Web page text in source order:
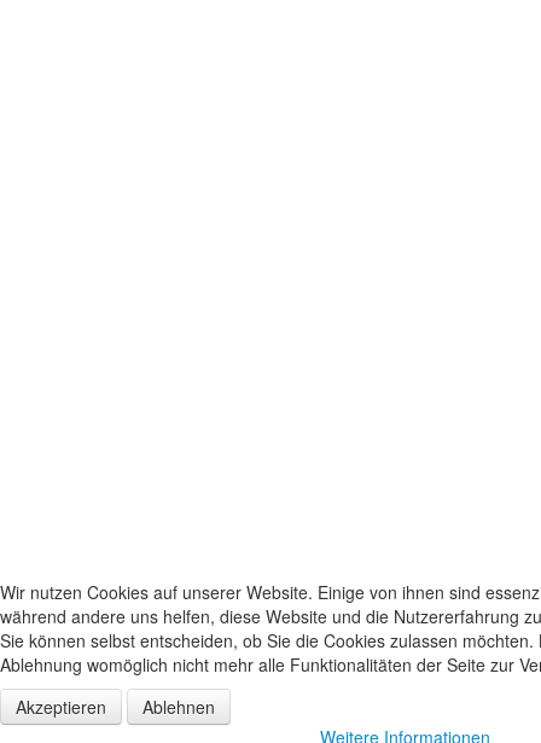
Wir nutzen Cookies auf unserer Website. Einige von ihnen sind
während andere uns helfen, diese Website und die Nutzererfahrung
Sie können selbst entscheiden, ob Sie die Cookies zulassen
Ablehnung womöglich nicht mehr alle Funktionalitäten der Seite zur
Akzeptieren
Ablehnen
Weitere Informationen